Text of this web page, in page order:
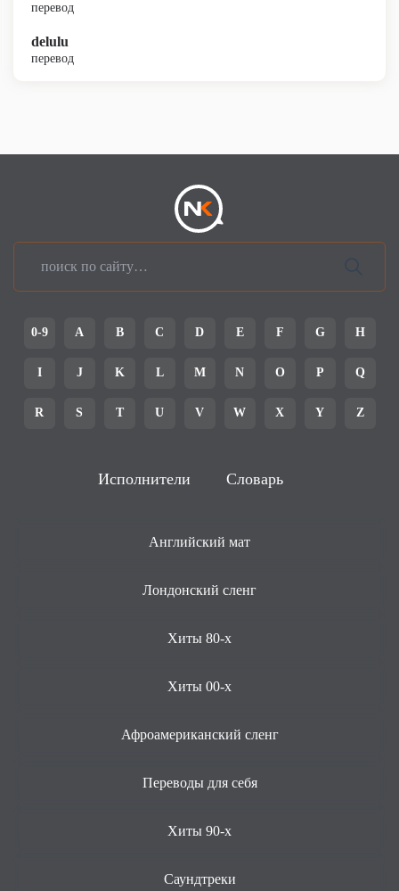
перевод
delulu
перевод
0-9 A B C D E F G H
I J K L M N O P Q
R S T U V W X Y Z
Исполнители Словарь
Английский мат
Лондонский сленг
Хиты 80-х
Хиты 00-х
Афроамериканский сленг
Переводы для себя
Хиты 90-х
Саундтреки